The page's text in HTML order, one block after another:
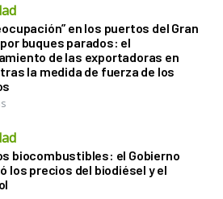
en los puertos del Gran
buques parados: el
de las exportadoras en
la medida de fuerza de los
biocombustibles: el Gobierno
los precios del biodiésel y el